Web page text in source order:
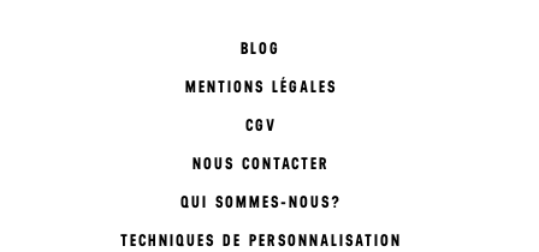
BLOG
MENTIONS LÉGALES
CGV
NOUS CONTACTER
QUI SOMMES-NOUS?
TECHNIQUES DE PERSONNALISATION